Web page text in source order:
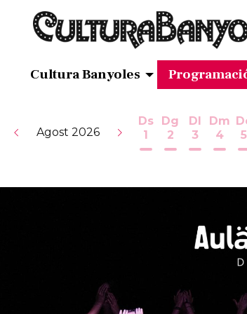
Cultura Banyoles
Agost 2026
Ds
1
Dissabte 1
Dg
2
Diumenge
Dl
3
Dilluns
Dm
4
5